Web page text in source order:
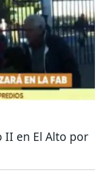
II en El Alto por